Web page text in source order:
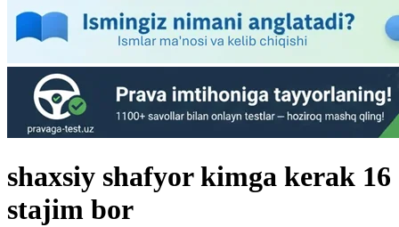
shaxsiy shafyor kimga kerak 16
stajim bor